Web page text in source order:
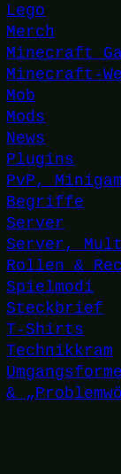
Lego
Merch
Minecraft
Minecraft-
Mob
Mods
News
Plugins
PvP,
Begriffe
Server
Server,
Rollen &
Spielmodi
Steckbrief
T-Shirts
Technikkram
&